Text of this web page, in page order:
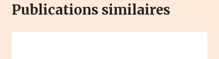
Publications similaires